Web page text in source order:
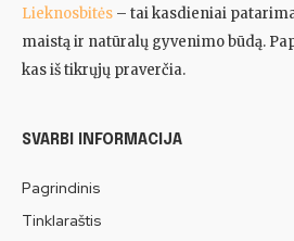
Lieknosbitės – tai kasdieniai
maistą ir natūralų gyvenimo būdą.
kas iš tikrųjų praverčia.
SVARBI INFORMACIJA
Pagrindinis
Tinklaraštis